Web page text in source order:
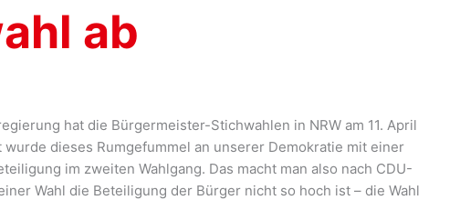
ab
hat die Bürgermeister-Stichwahlen in NRW am 11. April
dieses Rumgefummel an unserer Demokratie mit einer
im zweiten Wahlgang. Das macht man also nach CDU-
Wahl die Beteiligung der Bürger nicht so hoch ist – die Wahl